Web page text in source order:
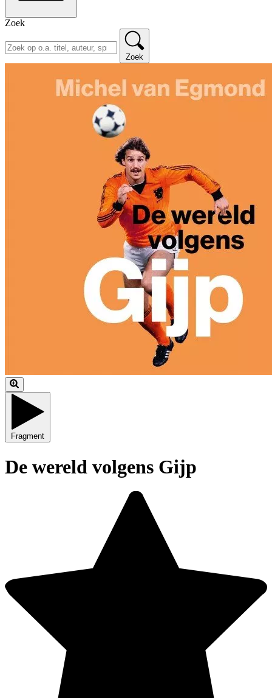
Zoek
Zoek
Fragment
De wereld volgens Gijp